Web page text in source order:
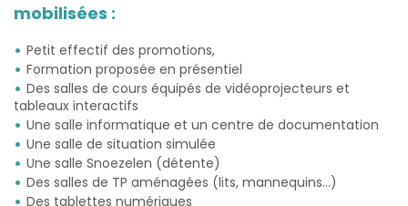
mobilisées :
Petit effectif des promotions,
Formation proposée en présentiel
Des salles de cours équipés de vidéoprojecteurs et
tableaux interactifs
Une salle informatique et un centre de documentation
Une salle de situation simulée
Une salle Snoezelen (détente)
Des salles de TP aménagées (lits, mannequins…)
Des tablettes numériques